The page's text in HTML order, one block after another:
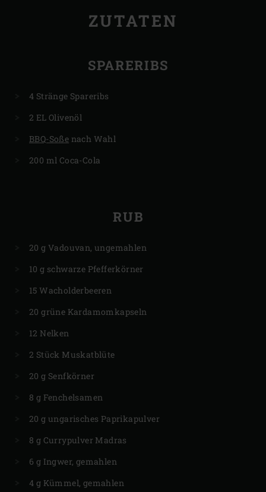
ZUTATEN
SPARERIBS
4 Stränge Spareribs
2 EL Olivenöl
BBQ-Soße nach Wahl
200 ml Coca-Cola
RUB
20 g Vadouvan, ungemahlen
10 g schwarze Pfefferkörner
15 Wacholderbeeren
20 grüne Kardamomkapseln
12 Nelken
2 Stück Muskatblüte
20 g Senfkörner
8 g Fenchelsamen
20 g ungarisches Paprikapulver
8 g Currypulver Madras
6 g Ingwer, gemahlen
4 g Kümmel, gemahlen